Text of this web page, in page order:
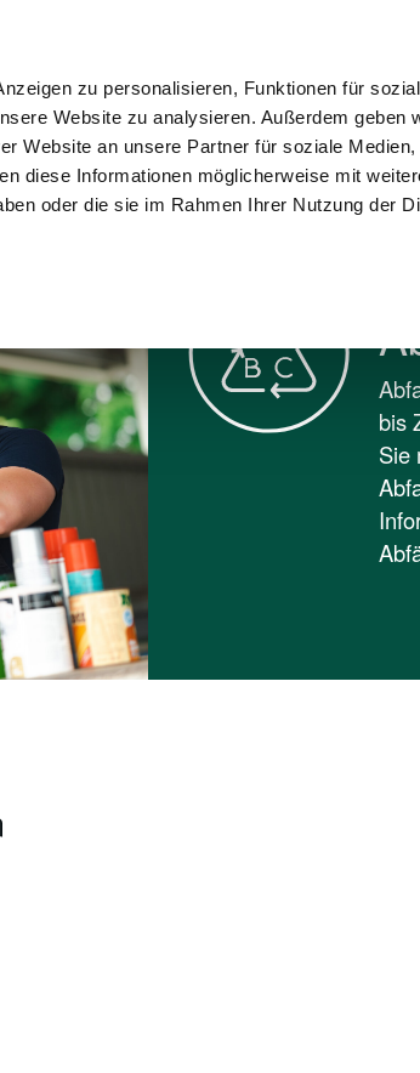
zu personalisieren, Funktionen für
Website zu analysieren. Außerdem geben
Website an unsere Partner für soziale Medien,
diese Informationen möglicherweise mit
oder die sie im Rahmen Ihrer Nutzung der
Stadtreinigung Umwelt und
Verantwortung
bis
Sie